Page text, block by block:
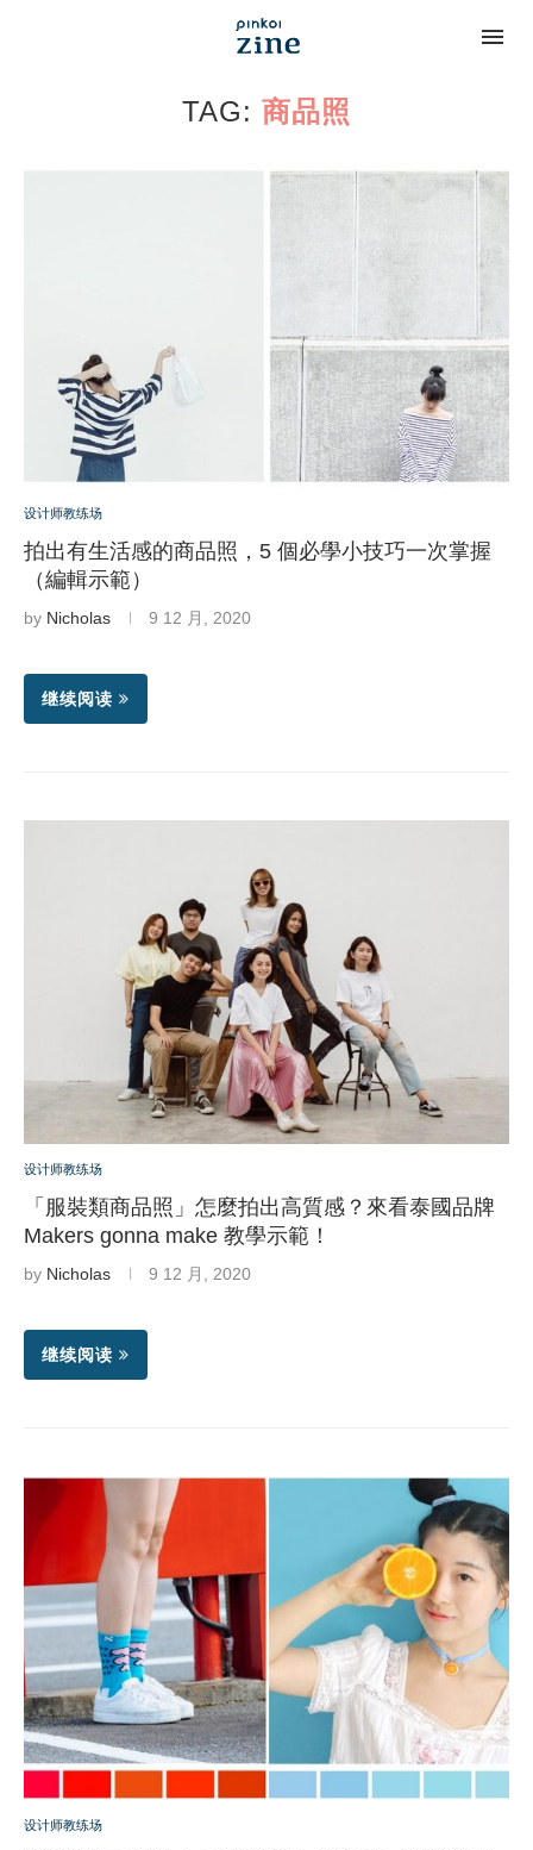
TAG: 商品照
设计师教练场
拍出有生活感的商品照，5 個必學小技巧一次掌握
（編輯示範）
by Nicholas 9 12 月, 2020
继续阅读
设计师教练场
「服裝類商品照」怎麼拍出高質感？來看泰國品牌
Makers gonna make 教學示範！
by Nicholas 9 12 月, 2020
继续阅读
设计师教练场